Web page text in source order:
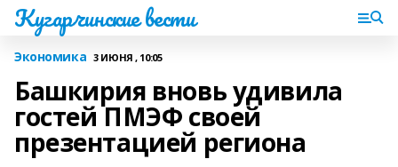
Кугарчинские вести
Экономика 3 ИЮНЯ , 10:05
Башкирия вновь удивила
гостей ПМЭФ своей
презентацией региона